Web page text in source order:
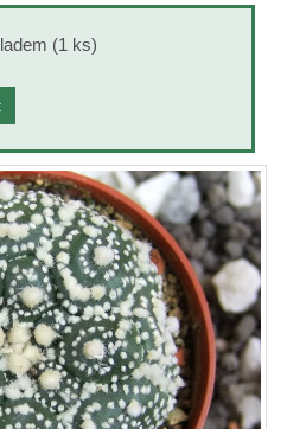
(1 ks)